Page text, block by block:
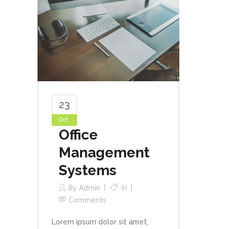
23
Oct
Office
Management
Systems
By Admin
In
Comments
Lorem ipsum dolor sit amet,